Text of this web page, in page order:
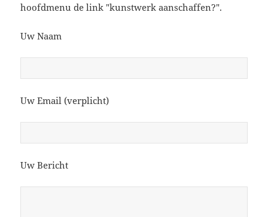
hoofdmenu de link "kunstwerk aanschaffen?".
Uw Naam
Uw Email (verplicht)
Uw Bericht